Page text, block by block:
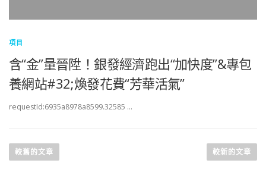
項目
含“金”量晉陞！銀發經濟跑出“加快度”&專包
養網站#32;煥發花費“芳華活氣”
requestId:6935a8978a8599.32585 …
章
較舊的文章 較新的文章